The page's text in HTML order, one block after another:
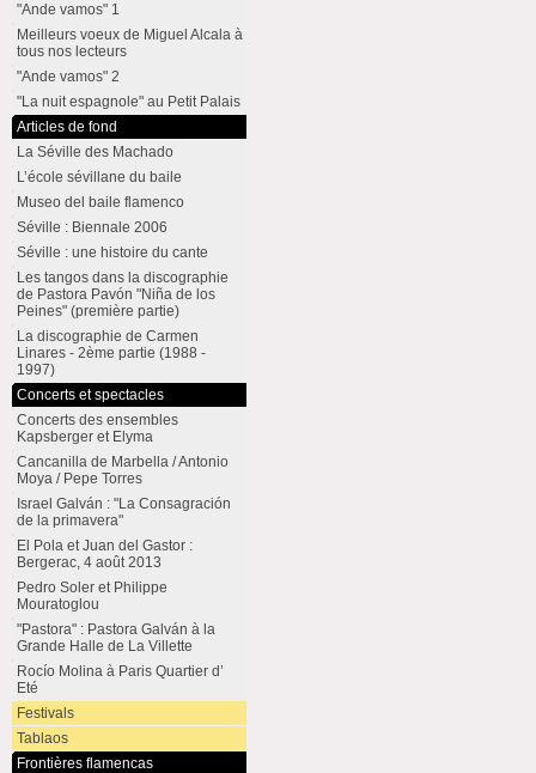
"Ande vamos" 1
Meilleurs voeux de Miguel Alcala à
tous nos lecteurs
"Ande vamos" 2
"La nuit espagnole" au Petit Palais
Articles de fond
La Séville des Machado
L’école sévillane du baile
Museo del baile flamenco
Séville : Biennale 2006
Séville : une histoire du cante
Les tangos dans la discographie
de Pastora Pavón "Niña de los
Peines" (première partie)
La discographie de Carmen
Linares - 2ème partie (1988 -
1997)
Concerts et spectacles
Concerts des ensembles
Kapsberger et Elyma
Cancanilla de Marbella / Antonio
Moya / Pepe Torres
Israel Galván : "La Consagración
de la primavera"
El Pola et Juan del Gastor :
Bergerac, 4 août 2013
Pedro Soler et Philippe
Mouratoglou
"Pastora" : Pastora Galván à la
Grande Halle de La Villette
Rocío Molina à Paris Quartier d’
Eté
Festivals
Tablaos
Frontières flamencas